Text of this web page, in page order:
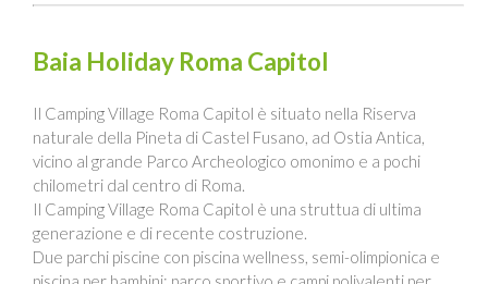
Baia Holiday Roma Capitol
Il Camping Village Roma Capitol è situato nella Riserva
naturale della Pineta di Castel Fusano, ad Ostia Antica,
vicino al grande Parco Archeologico omonimo e a pochi
chilometri dal centro di Roma.
Il Camping Village Roma Capitol è una struttua di ultima
generazione e di recente costruzione.
Due parchi piscine con piscina wellness, semi-olimpionica e